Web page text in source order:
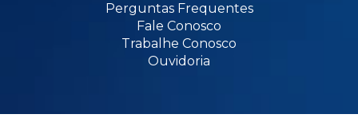
Perguntas Frequentes
Fale Conosco
Trabalhe Conosco
Ouvidoria